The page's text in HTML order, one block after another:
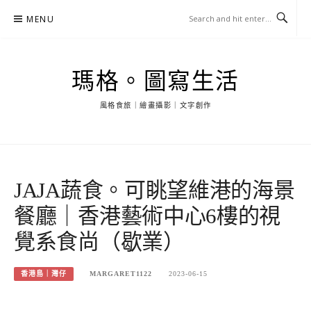
MENU
瑪格。圖寫生活
風格食旅｜繪畫攝影｜文字創作
JAJA蔬食。可眺望維港的海景
餐廳｜香港藝術中心6樓的視
覺系食尚（歇業）
香港島｜灣仔 MARGARET1122 2023-06-15